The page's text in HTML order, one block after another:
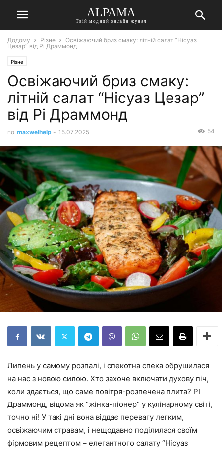
ALPAMA
Твій модний онлайн жунал
Додому Різне
Освіжаючий бриз смаку: літній салат “Нісуаз
Цезар” від Рі Драммонд
Різне
Освіжаючий бриз смаку:
літній салат “Нісуаз Цезар”
від Рі Драммонд
по maxwelhelp - 15.07.2025 54
Липень у самому розпалі, і спекотна спека обрушилася
на нас з новою силою. Хто захоче включати духову піч,
коли здається, що саме повітря-розпечена плита? РІ
Драммонд, відома як “жінка-піонер” у кулінарному світі,
точно ні! У такі дні вона віддає перевагу легким,
освіжаючим стравам, і нещодавно поділилася своїм
фірмовим рецептом – елегантного салату “Нісуаз